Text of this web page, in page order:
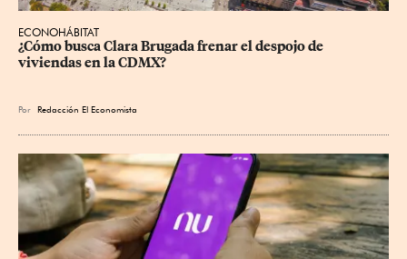
ECONOHÁBITAT
¿Cómo busca Clara Brugada frenar el despojo de
viviendas en la CDMX?
Por Redacción El Economista